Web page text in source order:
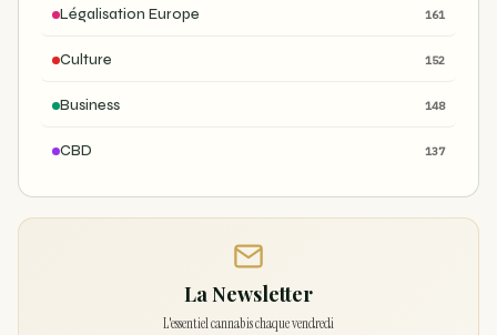
Légalisation Europe 161
Culture 152
Business 148
CBD 137
La Newsletter
L'essentiel cannabis chaque vendredi